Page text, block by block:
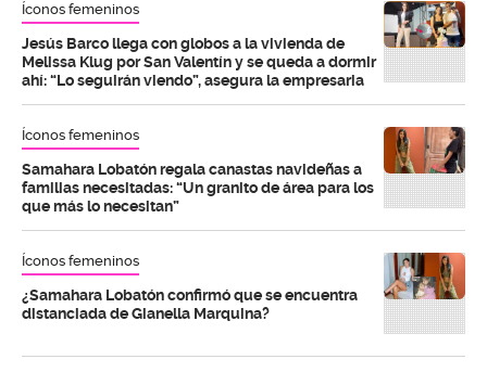
Íconos femeninos
Jesús Barco llega con globos a la vivienda de
Melissa Klug por San Valentín y se queda a dormir
ahí: “Lo seguirán viendo”, asegura la empresaria
Íconos femeninos
Samahara Lobatón regala canastas navideñas a
familias necesitadas: “Un granito de área para los
que más lo necesitan”
Íconos femeninos
¿Samahara Lobatón confirmó que se encuentra
distanciada de Gianella Marquina?